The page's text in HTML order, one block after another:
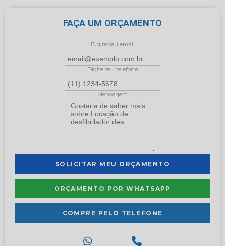
FAÇA UM ORÇAMENTO
Digite seu email
Digite seu telefone
Mensagem
SOLICITAR MEU ORÇAMENTO
ORÇAMENTO POR WHATSAPP
COMPRE PELO TELEFONE